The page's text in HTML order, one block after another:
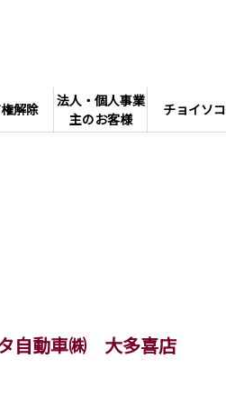
解除
法人・個人事業
主のお客様
チョイソコ
自動車㈱ 大多喜店